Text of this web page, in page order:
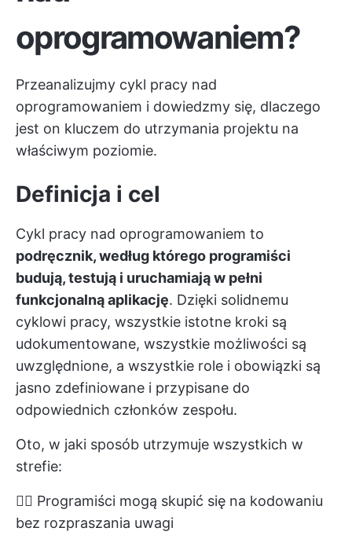
oprogramowaniem?
Przeanalizujmy cykl pracy nad
oprogramowaniem i dowiedzmy się, dlaczego
jest on kluczem do utrzymania projektu na
właściwym poziomie.
Definicja i cel
Cykl pracy nad oprogramowaniem to
podręcznik, według którego programiści
budują, testują i uruchamiają w pełni
funkcjonalną aplikację. Dzięki solidnemu
cyklowi pracy, wszystkie istotne kroki są
udokumentowane, wszystkie możliwości są
uwzględnione, a wszystkie role i obowiązki są
jasno zdefiniowane i przypisane do
odpowiednich członków zespołu.
Oto, w jaki sposób utrzymuje wszystkich w
strefie:
👉🏽 Programiści mogą skupić się na kodowaniu
bez rozpraszania uwagi